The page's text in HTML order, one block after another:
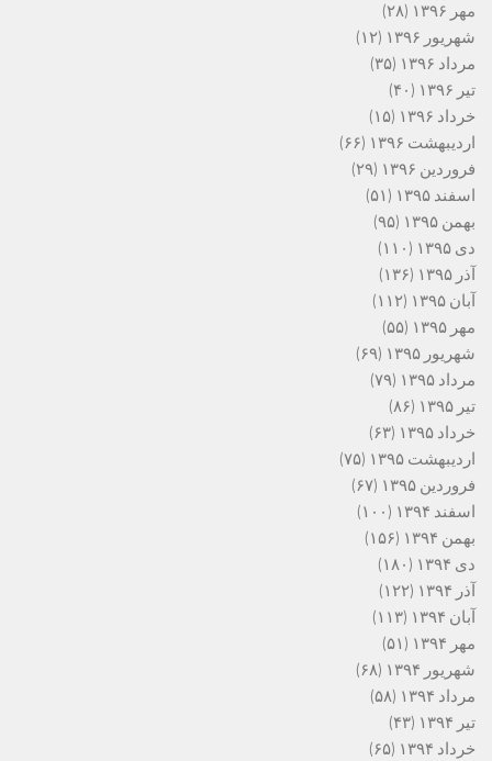
مهر ۱۳۹۶
(۲۸)
شهریور ۱۳۹۶
(۱۲)
مرداد ۱۳۹۶
(۳۵)
تیر ۱۳۹۶
(۴۰)
خرداد ۱۳۹۶
(۱۵)
اردیبهشت ۱۳۹۶
(۶۶)
فروردین ۱۳۹۶
(۲۹)
اسفند ۱۳۹۵
(۵۱)
بهمن ۱۳۹۵
(۹۵)
دی ۱۳۹۵
(۱۱۰)
آذر ۱۳۹۵
(۱۳۶)
آبان ۱۳۹۵
(۱۱۲)
مهر ۱۳۹۵
(۵۵)
شهریور ۱۳۹۵
(۶۹)
مرداد ۱۳۹۵
(۷۹)
تیر ۱۳۹۵
(۸۶)
خرداد ۱۳۹۵
(۶۳)
اردیبهشت ۱۳۹۵
(۷۵)
فروردین ۱۳۹۵
(۶۷)
اسفند ۱۳۹۴
(۱۰۰)
بهمن ۱۳۹۴
(۱۵۶)
دی ۱۳۹۴
(۱۸۰)
آذر ۱۳۹۴
(۱۲۲)
آبان ۱۳۹۴
(۱۱۳)
مهر ۱۳۹۴
(۵۱)
شهریور ۱۳۹۴
(۶۸)
مرداد ۱۳۹۴
(۵۸)
تیر ۱۳۹۴
(۴۳)
خرداد ۱۳۹۴
(۶۵)